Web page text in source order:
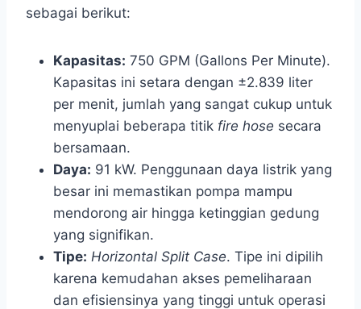
sebagai berikut:
Kapasitas: 750 GPM (Gallons Per Minute).
Kapasitas ini setara dengan ±2.839 liter
per menit, jumlah yang sangat cukup untuk
menyuplai beberapa titik fire hose secara
bersamaan.
Daya: 91 kW. Penggunaan daya listrik yang
besar ini memastikan pompa mampu
mendorong air hingga ketinggian gedung
yang signifikan.
Tipe: Horizontal Split Case. Tipe ini dipilih
karena kemudahan akses pemeliharaan
dan efisiensinya yang tinggi untuk operasi